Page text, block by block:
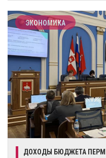
ЭКОНОМИКА
​ДОХОДЫ БЮДЖЕТА